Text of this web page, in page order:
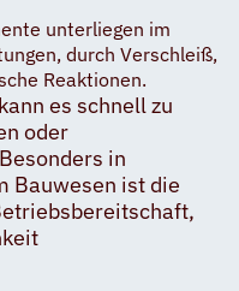
unterliegen im
durch Verschleiß,
Reaktionen.
es schnell zu
oder
in
Bauwesen ist die